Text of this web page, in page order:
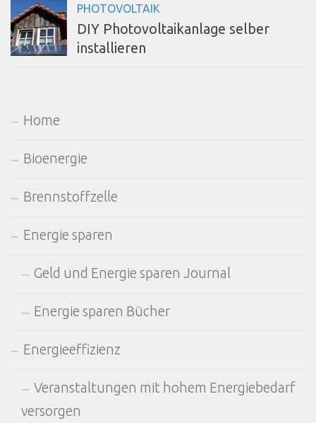
PHOTOVOLTAIK
DIY Photovoltaikanlage selber
installieren
Home
Bioenergie
Brennstoffzelle
Energie sparen
Geld und Energie sparen Journal
Energie sparen Bücher
Energieeffizienz
Veranstaltungen mit hohem Energiebedarf
versorgen